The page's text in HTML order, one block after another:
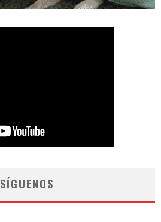
SÍGUENOS